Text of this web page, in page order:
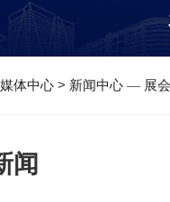
媒体中心 > 新闻中心 — 展
闻